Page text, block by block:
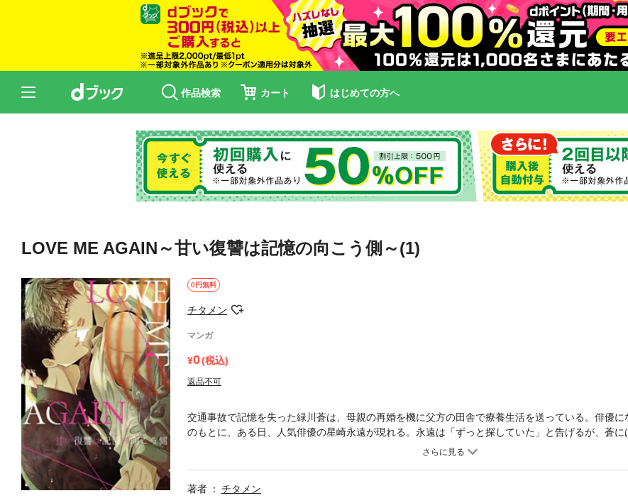
作品検索 カート はじめての方へ
LOVE ME AGAIN～甘い復讐は記憶の向こう側～(1)
0円無料
チタメン
マンガ
0(税込)
返品不可
交通事故で記憶を失った緑川蒼は、母親の再婚を機に父方の田舎で療養生活を送っている。俳優に
のもとに、ある日、人気俳優の星崎永遠が現れる。永遠は「ずっと探していた」と告げるが、蒼に
切ない。過去の自分を知る彼との再会に戸惑い、距離を置こうとする蒼。そんな彼に永遠は、2人
著者
チタメン